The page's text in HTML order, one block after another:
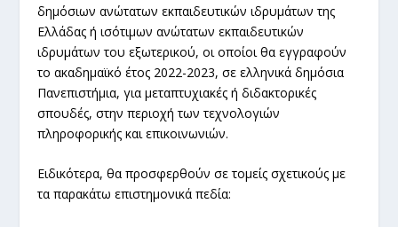
δημόσιων ανώτατων εκπαιδευτικών ιδρυμάτων της
Ελλάδας ή ισότιμων ανώτατων εκπαιδευτικών
ιδρυμάτων του εξωτερικού, οι οποίοι θα εγγραφούν
το ακαδημαϊκό έτος 2022-2023, σε ελληνικά δημόσια
Πανεπιστήμια, για μεταπτυχιακές ή διδακτορικές
σπουδές, στην περιοχή των τεχνολογιών
πληροφορικής και επικοινωνιών.
Ειδικότερα, θα προσφερθούν σε τομείς σχετικούς με
τα παρακάτω επιστημονικά πεδία: